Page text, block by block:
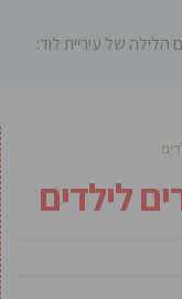
של עיריית לוד:
לילדים